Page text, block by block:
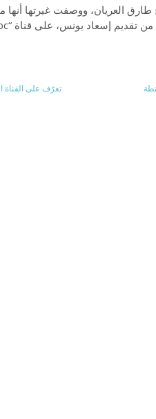
العريان، ووصفت غيرتها أنها
تعرّف على القناة